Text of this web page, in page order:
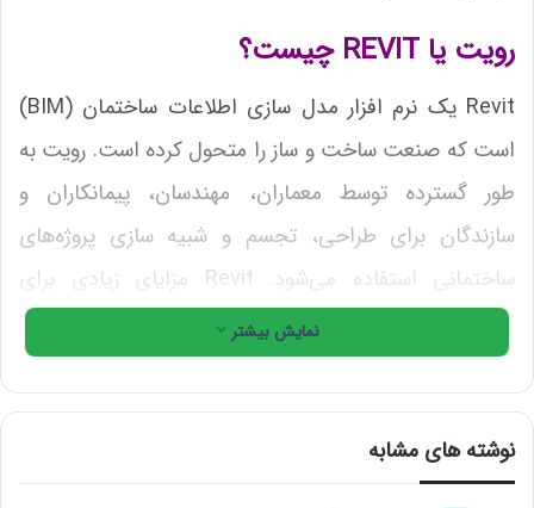
رویت یا REVIT چیست؟
Revit یک نرم افزار مدل سازی اطلاعات ساختمان (BIM)
است که صنعت ساخت و ساز را متحول کرده است. رویت به
طور گسترده توسط معماران، مهندسان، پیمانکاران و
سازندگان برای طراحی، تجسم و شبیه سازی پروژه‌های
ساختمانی استفاده می‌شود. Revit مزایای زیادی برای
تجارت‌های مختلف دارد.
این نرم افزار تخصصی است، به همین دلیل اکثر کسانی که
برای بهبود کیفیت پروژه نیاز به استفاده از آن دارند، سفارش
و انجام پروژه رویت (REVIT) را برونسپاری می­کنند.
نمایش بیشتر
نوشته های مشابه